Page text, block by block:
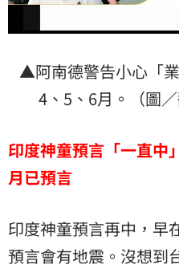
▲阿南德警告小心「
4、5、6月。（圖
印度神童預言「一直中
月已預言
印度神童預言再中，早
預言會有地震。沒想到